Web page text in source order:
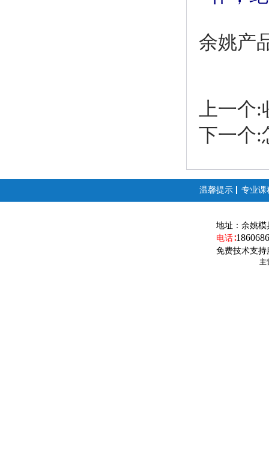
余姚产
上一
下一个:
温馨提示 专业课
地址： 余姚模
电话∶
免费技术支持
主